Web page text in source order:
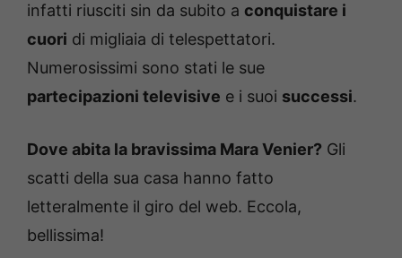
infatti riusciti sin da subito a conquistare i
cuori di migliaia di telespettatori.
Numerosissimi sono stati le sue
partecipazioni televisive e i suoi successi.
Dove abita la bravissima Mara Venier? Gli
scatti della sua casa hanno fatto
letteralmente il giro del web. Eccola,
bellissima!